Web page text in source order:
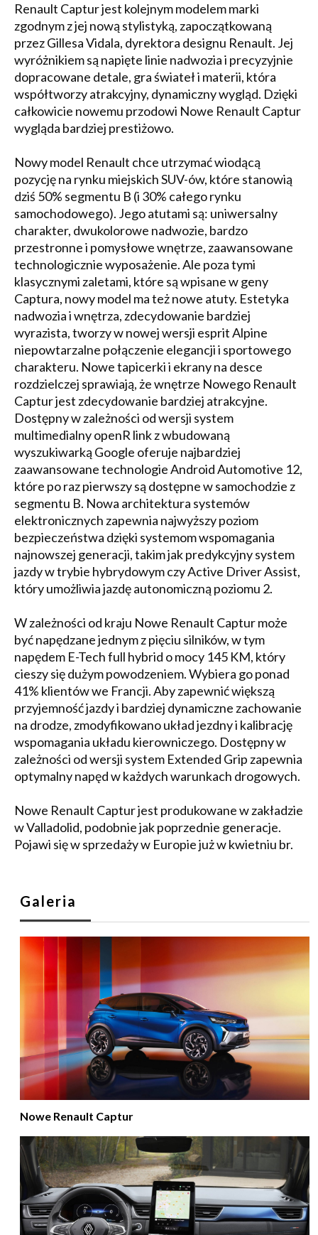
Renault Captur jest kolejnym modelem marki
zgodnym z jej nową stylistyką, zapoczątkowaną
przez Gillesa Vidala, dyrektora designu Renault. Jej
wyróżnikiem są napięte linie nadwozia i precyzyjnie
dopracowane detale, gra świateł i materii, która
współtworzy atrakcyjny, dynamiczny wygląd. Dzięki
całkowicie nowemu przodowi Nowe Renault Captur
wygląda bardziej prestiżowo.
Nowy model Renault chce utrzymać wiodącą
pozycję na rynku miejskich SUV-ów, które stanowią
dziś 50% segmentu B (i 30% całego rynku
samochodowego). Jego atutami są: uniwersalny
charakter, dwukolorowe nadwozie, bardzo
przestronne i pomysłowe wnętrze, zaawansowane
technologicznie wyposażenie. Ale poza tymi
klasycznymi zaletami, które są wpisane w geny
Captura, nowy model ma też nowe atuty. Estetyka
nadwozia i wnętrza, zdecydowanie bardziej
wyrazista, tworzy w nowej wersji esprit Alpine
niepowtarzalne połączenie elegancji i sportowego
charakteru. Nowe tapicerki i ekrany na desce
rozdzielczej sprawiają, że wnętrze Nowego Renault
Captur jest zdecydowanie bardziej atrakcyjne.
Dostępny w zależności od wersji system
multimedialny openR link z wbudowaną
wyszukiwarką Google oferuje najbardziej
zaawansowane technologie Android Automotive 12,
które po raz pierwszy są dostępne w samochodzie z
segmentu B. Nowa architektura systemów
elektronicznych zapewnia najwyższy poziom
bezpieczeństwa dzięki systemom wspomagania
najnowszej generacji, takim jak predykcyjny system
jazdy w trybie hybrydowym czy Active Driver Assist,
który umożliwia jazdę autonomiczną poziomu 2.
W zależności od kraju Nowe Renault Captur może
być napędzane jednym z pięciu silników, w tym
napędem E-Tech full hybrid o mocy 145 KM, który
cieszy się dużym powodzeniem. Wybiera go ponad
41% klientów we Francji. Aby zapewnić większą
przyjemność jazdy i bardziej dynamiczne zachowanie
na drodze, zmodyfikowano układ jezdny i kalibrację
wspomagania układu kierowniczego. Dostępny w
zależności od wersji system Extended Grip zapewnia
optymalny napęd w każdych warunkach drogowych.
Nowe Renault Captur jest produkowane w zakładzie
w Valladolid, podobnie jak poprzednie generacje.
Pojawi się w sprzedaży w Europie już w kwietniu br.
Galeria
Nowe Renault Captur